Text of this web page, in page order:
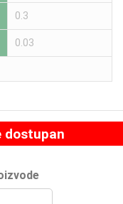
0.3
0.03
dostupan